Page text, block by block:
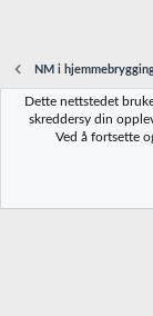
NM i
Norbrygg-default
Vilkår
Community platform by
Dette nettstedet
skreddersy din
Ved å fortsette